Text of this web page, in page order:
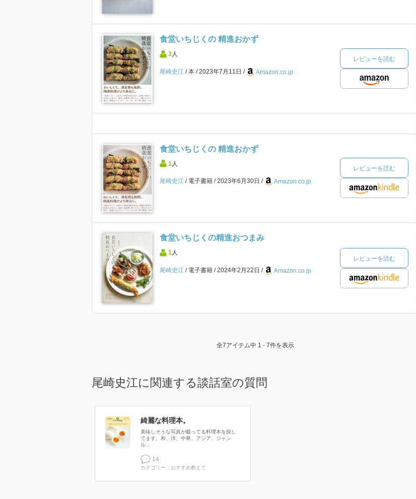
食堂いちじくの 精進おかず
3人
尾崎史江 本 2023年7月11日 Amazon.co.jp
レビューを読む
食堂いちじくの 精進おかず
1 人
尾崎史江 電子書籍 2023年6月30日 Amazon.co.jp
レビューを読む
食堂いちじくの精進おつまみ
1人
尾崎史江 電子書籍 2024年2月22日 Amazon.co.jp
レビューを読む
全7アイテム中 1 - 7件を表示
尾崎史江に関連する談話室の質問
綺麗な料理本。
美味しそうな写真が載ってる料理本を探し
てます。和、洋、中華、アジア、ジャン
ル...
14
カテゴリー：おすすめ教えて